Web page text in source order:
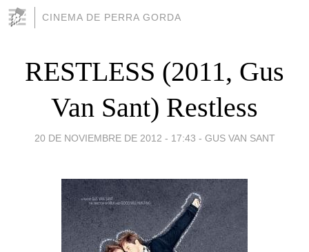
CINEMA DE PERRA GORDA
RESTLESS (2011, Gus
Van Sant) Restless
20 DE NOVIEMBRE DE 2012 - 17:43 - GUS VAN SANT